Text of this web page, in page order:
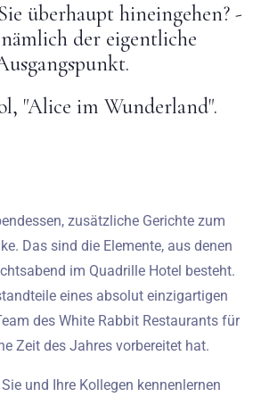
überhaupt hineingehen? -
der eigentliche
"Alice im Wunderland".
zusätzliche Gerichte zum
Das sind die Elemente, aus denen
im Quadrille Hotel besteht.
eines absolut einzigartigen
des White Rabbit Restaurants für
Zeit des Jahres vorbereitet hat.
und Ihre Kollegen kennenlernen